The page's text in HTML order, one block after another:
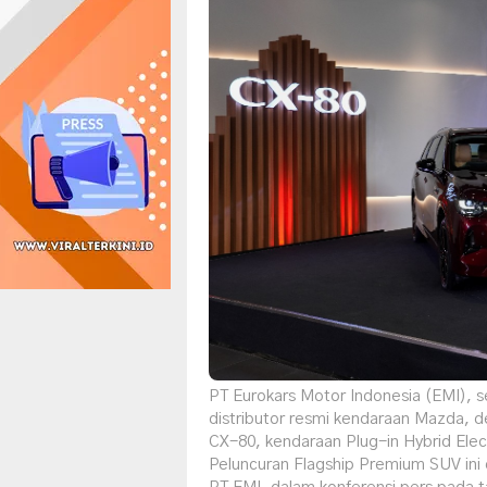
PT Eurokars Motor Indonesia (EMI),
distributor resmi kendaraan Mazda,
CX-80, kendaraan Plug-in Hybrid
Peluncuran Flagship Premium SUV